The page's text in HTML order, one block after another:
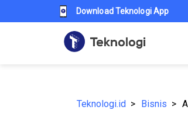
Download Teknologi App
Teknologi.id Bisnis